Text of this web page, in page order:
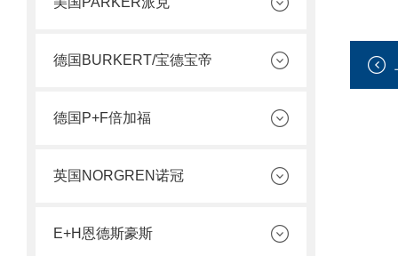
德国BURKERT/宝德宝帝
德国P+F倍加福
英国NORGREN诺冠
E+H恩德斯豪斯